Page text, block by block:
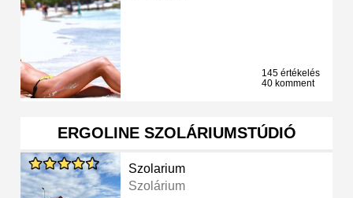
145 értékelés
40 komment
ERGOLINE SZOLÁRIUMSTÚDIÓ
Szolarium
Szolárium